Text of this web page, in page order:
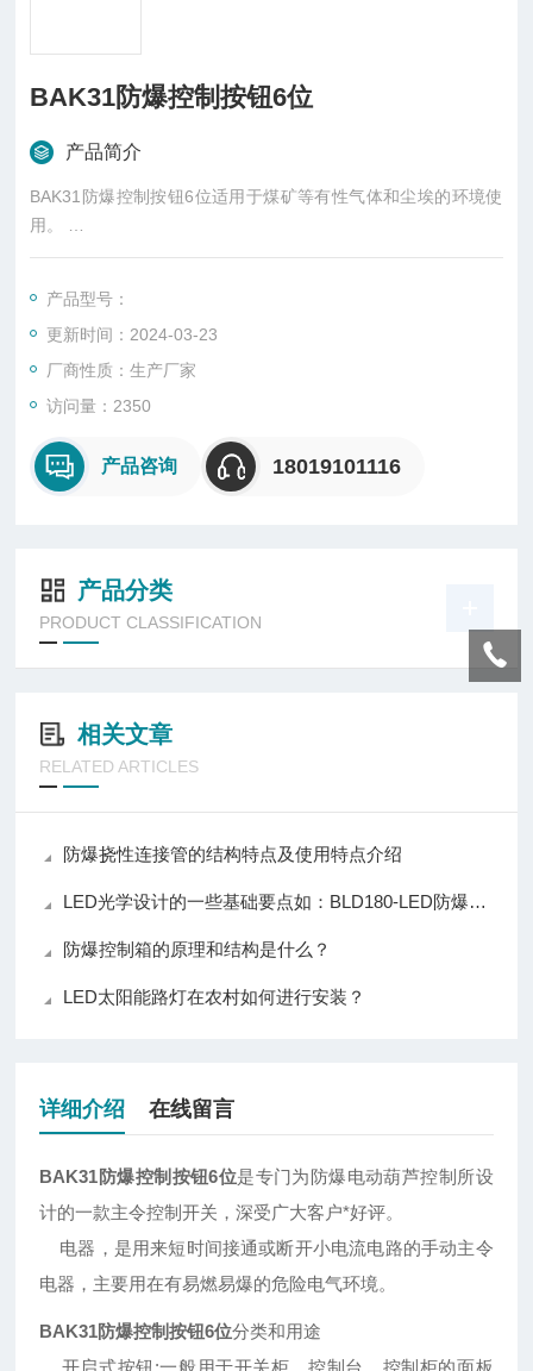
BAK31防爆控制按钮6位
产品简介
BAK31防爆控制按钮6位适用于煤矿等有性气体和尘埃的环境使
用。
适用于有化工腐蚀性气体的环境使用。
断电源时使用。
产品型号：
更新时间：2024-03-23
厂商性质：生产厂家
访问量：2350
产品咨询 18019101116
产品分类
PRODUCT CLASSIFICATION
相关文章
RELATED ARTICLES
防爆挠性连接管的结构特点及使用特点介绍
LED光学设计的一些基础要点如：BLD180-LED防爆防腐全塑荧光灯
防爆控制箱的原理和结构是什么？
LED太阳能路灯在农村如何进行安装？
详细介绍 在线留言
BAK31防爆控制按钮6位是专门为防爆电动葫芦控制所设
计的一款主令控制开关，深受广大客户*好评。
电器，是用来短时间接通或断开小电流电路的手动主令
电器，主要用在有易燃易爆的危险电气环境。
BAK31防爆控制按钮6位分类和用途